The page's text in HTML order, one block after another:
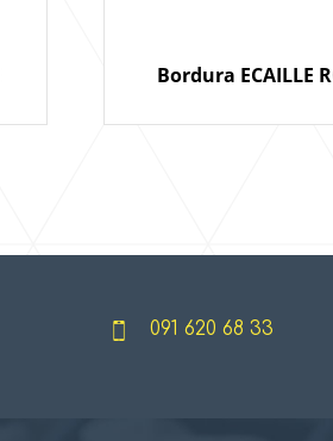
Bordura ECAILLE
091 620 68 33